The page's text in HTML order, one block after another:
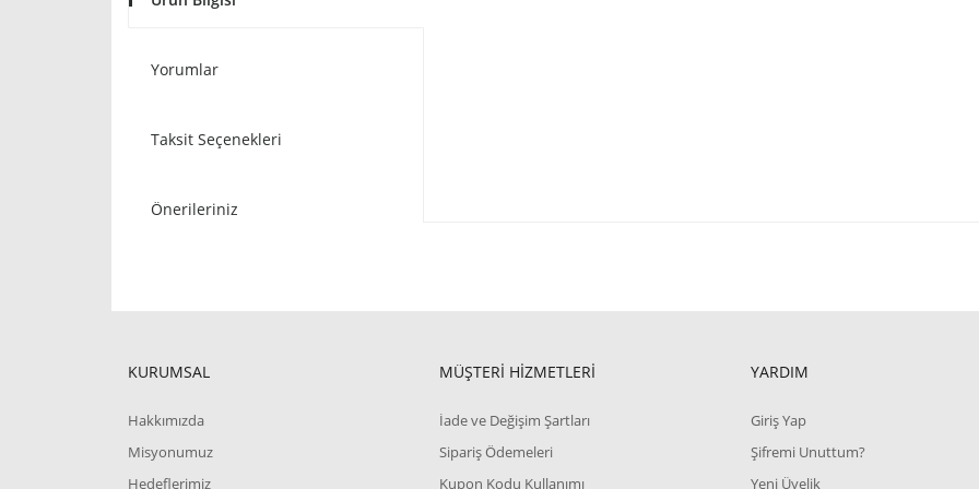
Yorumlar
Taksit Seçenekleri
Önerileriniz
KURUMSAL
Hakkımızda
Misyonumuz
Hedeflerimiz
MÜŞTERİ HİZMETLERİ
İade ve Değişim Şartları
Sipariş Ödemeleri
Kupon Kodu Kullanımı
YARDIM
Giriş Yap
Şifremi Unuttum?
Yeni Üyelik